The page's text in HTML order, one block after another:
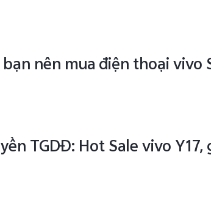
nên mua điện thoại vivo
TGDĐ: Hot Sale vivo Y17,